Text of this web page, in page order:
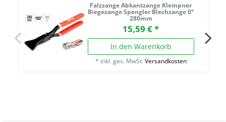
Falzzange Abkantzange Klempner
Biegezange Spengler Blechzange 0°
280mm
15,59 € *
In den Warenkorb
* inkl. ges. MwSt. Versandkosten